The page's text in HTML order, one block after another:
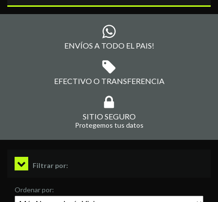
ENVÍOS A TODO EL PAIS!
EFECTIVO O TRANSFERENCIA
SITIO SEGURO
Protegemos tus datos
Filtrar por:
Ordenar por: